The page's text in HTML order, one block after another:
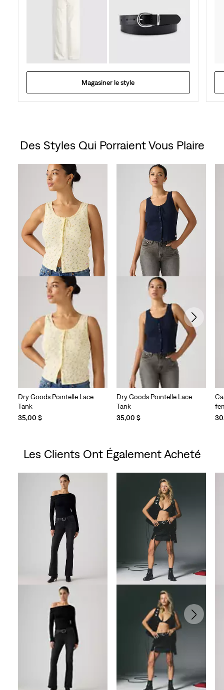
Magasiner le style
Des Styles Qui Porraient Vous Plaire
Dry Goods Pointelle Lace
Tank
35,00 $
Dry Goods Pointelle Lace
Tank
35,00 $
Les Clients Ont Également Acheté